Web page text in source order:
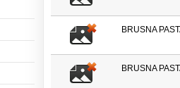
BRUSNA
BRUSNA